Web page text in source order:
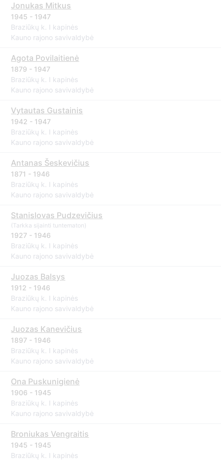
Jonukas Mitkus
1945 - 1947
Braziūkų k. I kapinės
Kauno rajono savivaldybė
Agota Povilaitienė
1879 - 1947
Braziūkų k. I kapinės
Kauno rajono savivaldybė
Vytautas Gustainis
1942 - 1947
Braziūkų k. I kapinės
Kauno rajono savivaldybė
Antanas Šeskevičius
1871 - 1946
Braziūkų k. I kapinės
Kauno rajono savivaldybė
Stanislovas Pudzevičius
(Tarkka sijainti tuntematon)
1927 - 1946
Braziūkų k. I kapinės
Kauno rajono savivaldybė
Juozas Balsys
1912 - 1946
Braziūkų k. I kapinės
Kauno rajono savivaldybė
Juozas Kanevičius
1897 - 1946
Braziūkų k. I kapinės
Kauno rajono savivaldybė
Ona Puskunigienė
1906 - 1945
Braziūkų k. I kapinės
Kauno rajono savivaldybė
Broniukas Vengraitis
1945 - 1945
Braziūkų k. I kapinės